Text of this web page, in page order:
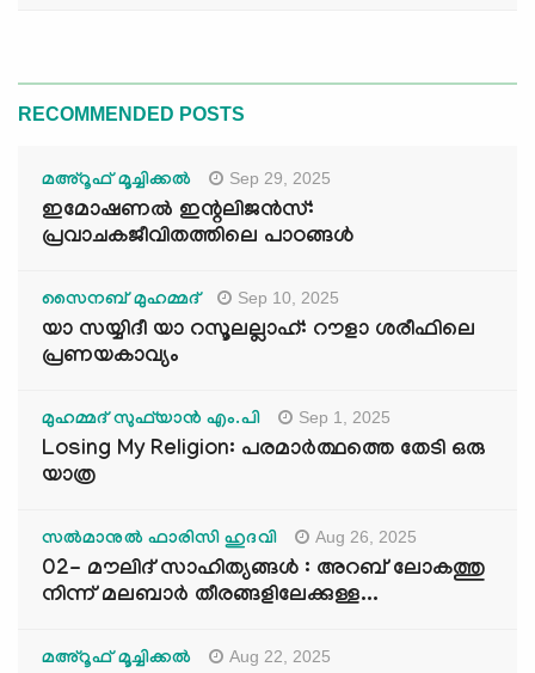
RECOMMENDED POSTS
മഅ്റൂഫ് മൂച്ചിക്കല്‍ Sep 29, 2025
ഇമോഷണൽ ഇന്റലിജൻസ്:
പ്രവാചകജീവിതത്തിലെ പാഠങ്ങൾ
സൈനബ് മുഹമ്മദ് Sep 10, 2025
യാ സയ്യിദീ യാ റസൂലല്ലാഹ്: റൗളാ ശരീഫിലെ
പ്രണയകാവ്യം
മുഹമ്മദ് സുഫ്‌യാൻ എം.പി Sep 1, 2025
Losing My Religion: പരമാർത്ഥത്തെ തേടി ഒരു
യാത്ര
സൽമാനുൽ ഫാരിസി ഹുദവി Aug 26, 2025
02- മൗലിദ് സാഹിത്യങ്ങൾ : അറബ് ലോകത്തു
നിന്ന് മലബാർ തീരങ്ങളിലേക്കുള്ള...
മഅ്റൂഫ് മൂച്ചിക്കല്‍ Aug 22, 2025